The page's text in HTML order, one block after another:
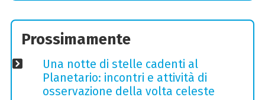
Prossimamente
Una notte di stelle cadenti al
Planetario: incontri e attività di
osservazione della volta celeste